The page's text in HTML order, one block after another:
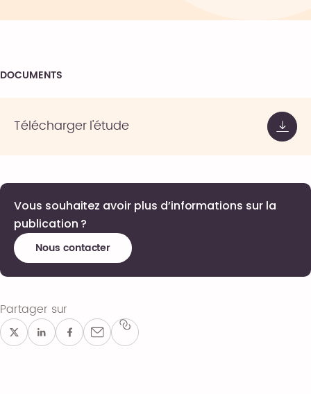
DOCUMENTS
Télécharger l'étude
Vous souhaitez avoir plus d’informations sur la
publication ?
Nous contacter
Partager sur